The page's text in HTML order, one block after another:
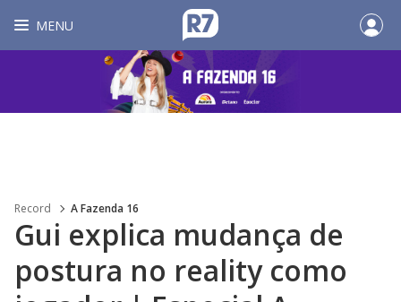
MENU
Record A Fazenda 16
Gui explica mudança de
postura no reality como